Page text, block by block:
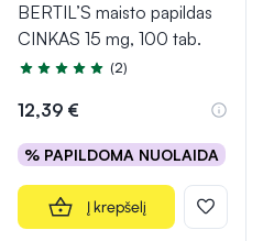
BERTIL’S maisto papildas
CINKAS 15 mg, 100 tab.
Įvertinimas 5.0 iš 5
(2)
12,39 €
% PAPILDOMA NUOLAIDA
Į krepšelį